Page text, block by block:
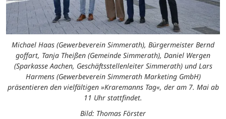
Michael Haas (Gewerbeverein Simmerath), Bürgermeister Bernd
goffart, Tanja Theißen (Gemeinde Simmerath), Daniel Wergen
(Sparkasse Aachen, Geschäftsstellenleiter Simmerath) und Lars
Harmens (Gewerbeverein Simmerath Marketing GmbH)
präsentieren den vielfältigen »Kraremanns Tag«, der am 7. Mai ab
11 Uhr stattfindet.
Bild: Thomas Förster